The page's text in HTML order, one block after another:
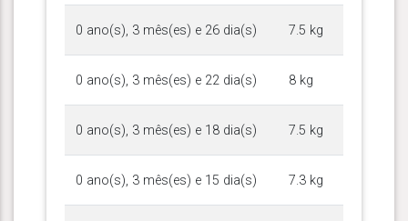
0 ano(s), 3 mês(es) e 26 dia(s) 7.5 kg
0 ano(s), 3 mês(es) e 22 dia(s) 8 kg
0 ano(s), 3 mês(es) e 18 dia(s) 7.5 kg
0 ano(s), 3 mês(es) e 15 dia(s) 7.3 kg